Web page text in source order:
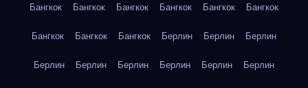
Бангкок Бангкок Бангкок Бангкок Бангкок Бангкок
Бангкок Бангкок Бангкок Берлин Берлин Берлин
Берлин Берлин Берлин Берлин Берлин Берлин